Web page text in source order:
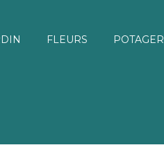
FLEURS POTAGER